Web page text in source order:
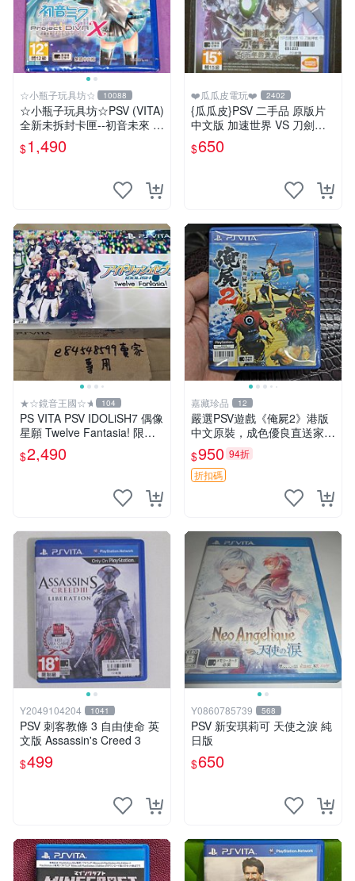
☆小瓶子玩具坊☆ 10088
☆小瓶子玩具坊☆PSV (VITA)
全新未拆封卡匣--初音未來 名
伶計畫X 中文版
$1,490
❤️瓜瓜皮電玩❤️ 2402
{瓜瓜皮}PSV 二手品 原版片
中文版 加速世界 VS 刀劍神
域 千年的黃昏(遊戲都能回收)
$650
★☆鏡音王國☆★ 104
PS VITA PSV IDOLiSH7 偶像
星願 Twelve Fantasia! 限定
版 純日版 日文版 特裝版
$2,490
嘉藏珍品 12
嚴選PSV遊戲《俺屍2》港版
中文原裝，成色優良直送家門
口 俺屍2 PSV 港版 中文
$950 94折
折扣碼
Y2049104204 1041
PSV 刺客教條 3 自由使命 英
文版 Assassin's Creed 3
$499
Y0860785739 568
PSV 新安琪莉可 天使之淚 純
日版
$650